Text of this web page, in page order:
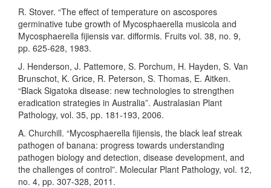
R. Stover. “The effect of temperature on ascospores
germinative tube growth of Mycosphaerella musicola and
Mycosphaerella fijiensis var. difformis. Fruits vol. 38, no. 9,
pp. 625-628, 1983.
J. Henderson, J. Pattemore, S. Porchum, H. Hayden, S. Van
Brunschot, K. Grice, R. Peterson, S. Thomas, E. Aitken.
“Black Sigatoka disease: new technologies to strengthen
eradication strategies in Australia”. Australasian Plant
Pathology, vol. 35, pp. 181-193, 2006.
A. Churchill. “Mycosphaerella fijiensis, the black leaf streak
pathogen of banana: progress towards understanding
pathogen biology and detection, disease development, and
the challenges of control”. Molecular Plant Pathology, vol. 12,
no. 4, pp. 307-328, 2011.